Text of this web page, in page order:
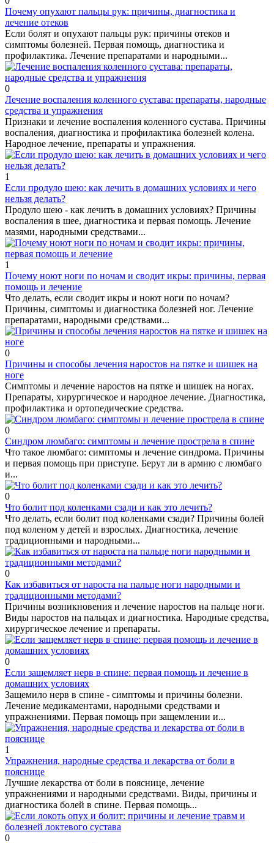
Почему опухают пальцы рук: причины, диагностика и
лечение отеков
Если болят и опухают пальцы рук: причины отеков и
симптомы болезней. Первая помощь, диагностика и
профилактика. Лечение препаратами и народными...
0
Лечение воспаления коленного сустава: препараты, народные
средства и упражнения
Признаки и лечение воспаления коленного сустава. Причины
воспаления, диагностика и профилактика болезней колена.
Народное лечение, препараты и упражнения.
1
Если продуло шею: как лечить в домашних условиях и чего
нельзя делать?
Продуло шею - как лечить в домашних условиях? Причины
воспаления в шее, диагностика и первая помощь. Лечение
мазями, народными средствами...
1
Почему ноют ноги по ночам и сводит икры: причины, первая
помощь и лечение
Что делать, если сводит икры и ноют ноги по ночам?
Причины, симптомы и диагностика болезней ног. Лечение
препаратами, народными средствами...
0
Причины и способы лечения наростов на пятке и шишек на
ноге
Симптомы и лечение наростов на пятке и шишек на ногах.
Препараты, хирургическое и народное лечение. Диагностика,
профилактика и ортопедические средства.
0
Синдром люмбаго: симптомы и лечение прострела в спине
Что такое люмбаго: симптомы и лечение синдрома. Причины
и первая помощь при приступе. Берут ли в армию с люмбаго
и...
0
Что болит под коленками сзади и как это лечить?
Что делать, если болит под коленками сзади? Причины болей
под коленом у детей и взрослых. Диагностика, лечение
традиционными и народными...
0
Как избавиться от нароста на пальце ноги народными и
традиционными методами?
Причины возникновения и лечение наростов на пальце ноги.
Виды наростов на пальцах и диагностика. Народные средства,
хирургическое лечение и препараты.
0
Если защемляет нерв в спине: первая помощь и лечение в
домашних условиях
Защемило нерв в спине - симптомы и причины болезни.
Лечение медикаментами, народными средствами и
упражнениями. Первая помощь при защемлении и...
1
Упражнения, народные средства и лекарства от боли в
пояснице
Лучшие лекарства от боли в пояснице, лечение
упражнениями и народными средствами. Виды, причины и
диагностика болей в спине. Первая помощь...
0